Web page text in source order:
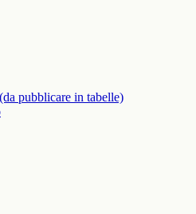
pubblicare in tabelle)